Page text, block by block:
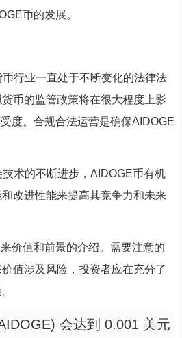
币的发展。
行业一直处于不断变化的法律法
币的监管政策将在很大程度上影
度。合规合法运营是确保AIDOGE
术的不断进步，AIDOGE币有机
改进性能来提高其竞争力和未来
价值和前景的介绍。需要注意的
值涉及风险，投资者应在充分了
会达到 0.001 美元